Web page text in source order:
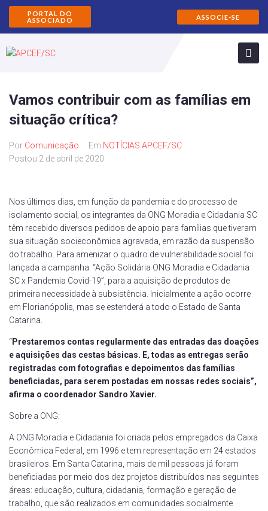
PORTAL DO
ASSOCIADO
ASSOCIE-SE
Vamos contribuir com as famílias em
situação crítica?
Por Comunicação Em NOTÍCIAS APCEF/SC
Postou 2 de abril de 2020
Nos últimos dias, em função da pandemia e do processo de
isolamento social, os integrantes da ONG Moradia e Cidadania SC
têm recebido diversos pedidos de apoio para famílias que tiveram
sua situação socieconômica agravada, em razão da suspensão
do trabalho. Para amenizar o quadro de vulnerabilidade social foi
lançada a campanha: “Ação Solidária ONG Moradia e Cidadania
SC x Pandemia Covid-19”, para a aquisição de produtos de
primeira necessidade à subsistência. Inicialmente a ação ocorre
em Florianópolis, mas se estenderá a todo o Estado de Santa
Catarina.
“Prestaremos contas regularmente das entradas das doações
eaquisições das cestas básicas. E, todas as entregas serão
registradas com fotografias e depoimentos das famílias
beneficiadas, para serem postadas em nossas redes sociais”,
afirma o coordenador Sandro Xavier.
Sobre a ONG:
A ONG Moradia e Cidadania foi criada pelos empregados da Caixa
Econômica Federal, em 1996 e tem representação em 24 estados
brasileiros. Em Santa Catarina, mais de mil pessoas já foram
beneficiadas por meio dos dez projetos distribuídos nas seguintes
áreas: educação, cultura, cidadania, formação e geração de
trabalho, que são realizados em comunidades socialmente